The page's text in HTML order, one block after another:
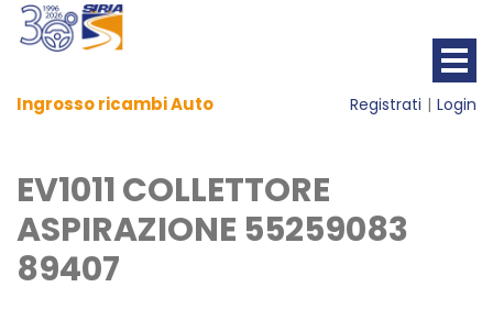
Ingrosso ricambi Auto Registrati Login
EV1011 COLLETTORE
ASPIRAZIONE 55259083
89407